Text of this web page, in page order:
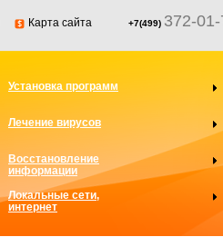
Карта сайта +7(499) 372-01-
Установка программ
Лечение вирусов
Восстановление
информации
Локальные сети,
интернет